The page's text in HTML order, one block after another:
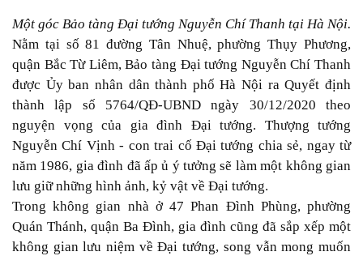
Một góc Bảo tàng Đại tướng Nguyễn Chí Thanh tại Hà Nội.
Nằm tại số 81 đường Tân Nhuệ, phường Thụy Phương,
quận Bắc Từ Liêm, Bảo tàng Đại tướng Nguyễn Chí Thanh
được Ủy ban nhân dân thành phố Hà Nội ra Quyết định
thành lập số 5764/QĐ-UBND ngày 30/12/2020 theo
nguyện vọng của gia đình Đại tướng. Thượng tướng
Nguyễn Chí Vịnh - con trai cố Đại tướng chia sẻ, ngay từ
năm 1986, gia đình đã ấp ủ ý tưởng sẽ làm một không gian
lưu giữ những hình ảnh, kỷ vật về Đại tướng.
Trong không gian nhà ở 47 Phan Đình Phùng, phường
Quán Thánh, quận Ba Đình, gia đình cũng đã sắp xếp một
không gian lưu niệm về Đại tướng, song vẫn mong muốn